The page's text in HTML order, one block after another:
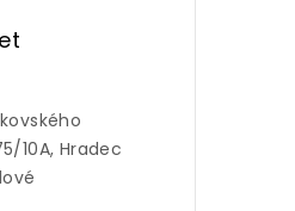
10A, Hradec